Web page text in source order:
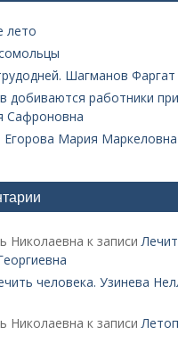
лето
Шагманов Фаргат
добиваются работники
Сафроновна
Его­рова Мария Маркеловна
Николаевна к записи
человека. Узинева
Николаевна к записи